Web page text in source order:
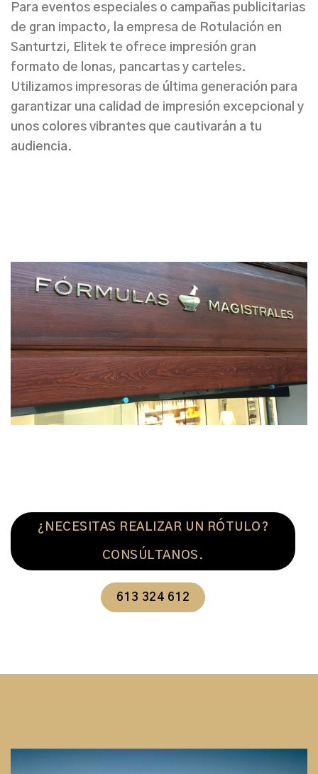
Para eventos especiales o campañas publicitarias
de gran impacto, la empresa de Rotulación en
Santurtzi, Elitek te ofrece impresión gran
formato de lonas, pancartas y carteles.
Utilizamos impresoras de última generación para
garantizar una calidad de impresión excepcional y
unos colores vibrantes que cautivarán a tu
audiencia.
¿NECESITAS REALIZAR UN RÓTULO?
CONSÚLTANOS.
613 324 612